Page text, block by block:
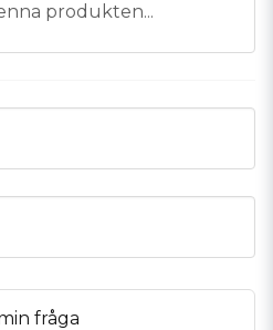
produkten...
fråga